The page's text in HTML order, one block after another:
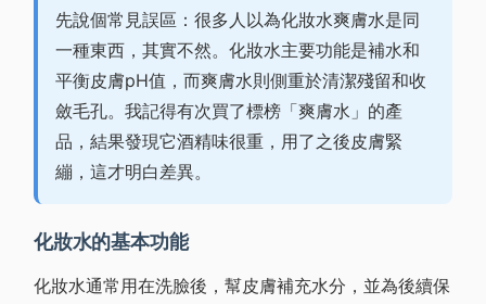
先說個常見誤區：很多人以為化妝水爽膚水是同
一種東西，其實不然。化妝水主要功能是補水和
平衡皮膚pH值，而爽膚水則側重於清潔殘留和收
斂毛孔。我記得有次買了標榜「爽膚水」的產
品，結果發現它酒精味很重，用了之後皮膚緊
繃，這才明白差異。
化妝水的基本功能
化妝水通常用在洗臉後，幫皮膚補充水分，並為後續保